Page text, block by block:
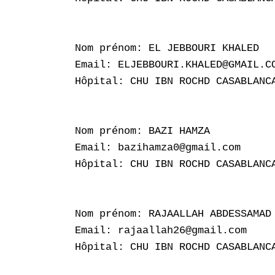
Nom prénom: EL JEBBOURI KHALED
Email:
Hôpital: CHU IBN ROCHD
Nom prénom: BAZI HAMZA
Email: bazihamza0@gmail.com
Hôpital: CHU IBN ROCHD
Nom prénom: RAJAALLAH ABDESSAMAD
Email: rajaallah26@gmail.com
Hôpital: CHU IBN ROCHD